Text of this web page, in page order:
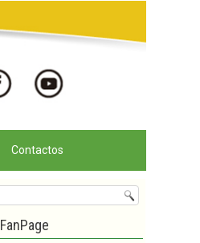
Contactos
FanPage